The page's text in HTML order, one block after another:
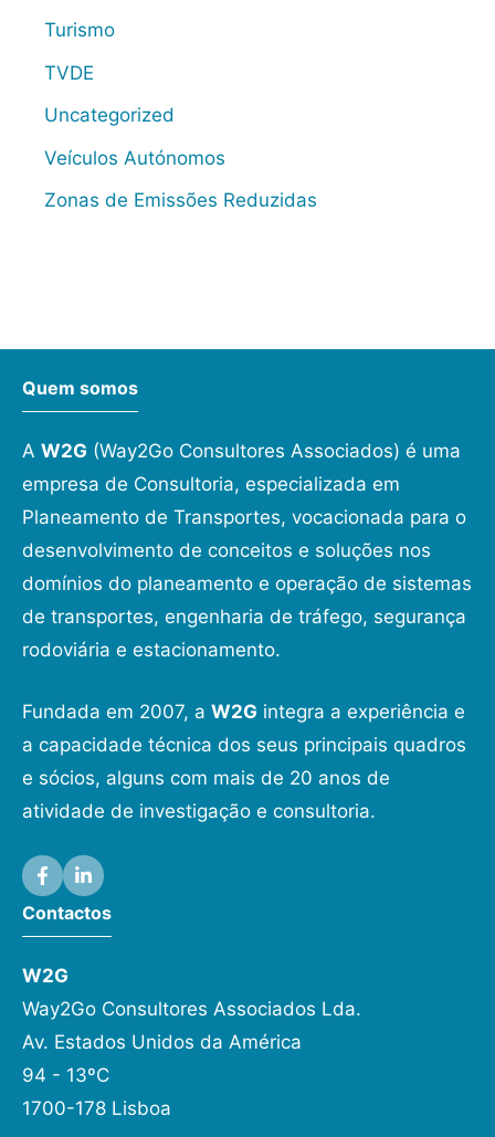
Turismo
TVDE
Uncategorized
Veículos Autónomos
Zonas de Emissões Reduzidas
Quem somos
A W2G (Way2Go Consultores Associados) é uma
empresa de Consultoria, especializada em
Planeamento de Transportes, vocacionada para o
desenvolvimento de conceitos e soluções nos
domínios do planeamento e operação de sistemas
de transportes, engenharia de tráfego, segurança
rodoviária e estacionamento.
Fundada em 2007, a W2G integra a experiência e
a capacidade técnica dos seus principais quadros
e sócios, alguns com mais de 20 anos de
atividade de investigação e consultoria.
Contactos
W2G
Way2Go Consultores Associados Lda.
Av. Estados Unidos da América
94 - 13ºC
1700-178 Lisboa